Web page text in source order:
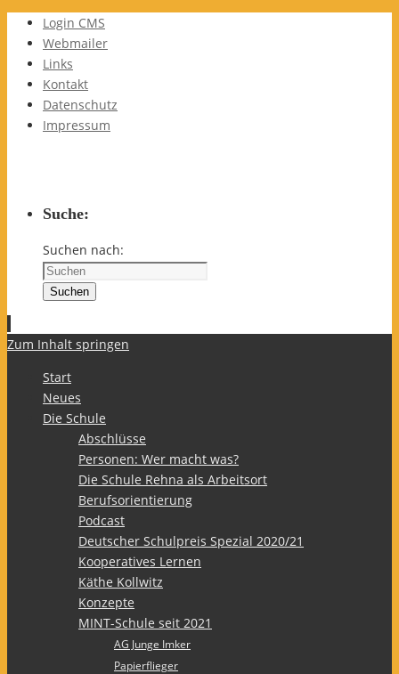
Login CMS
Webmailer
Links
Kontakt
Datenschutz
Impressum
Suche:
Suchen nach:
Suchen
Zum Inhalt springen
Start
Neues
Die Schule
Abschlüsse
Personen: Wer macht was?
Die Schule Rehna als Arbeitsort
Berufsorientierung
Podcast
Deutscher Schulpreis Spezial 2020/21
Kooperatives Lernen
Käthe Kollwitz
Konzepte
MINT-Schule seit 2021
AG Junge Imker
Papierflieger